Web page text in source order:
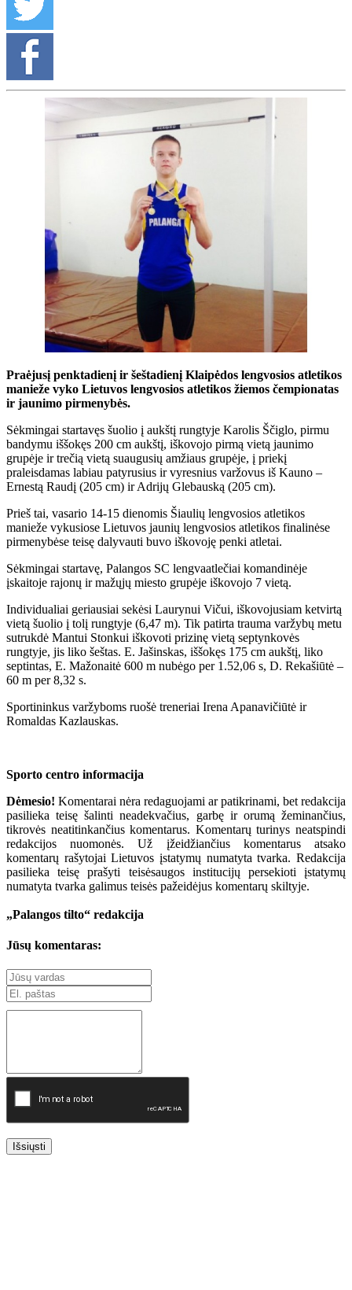
Praėjusį penktadienį ir šeštadienį Klaipėdos lengvosios atletikos
manieže vyko Lietuvos lengvosios atletikos žiemos čempionatas
ir jaunimo pirmenybės.
Sėkmingai startavęs šuolio į aukštį rungtyje Karolis Ščiglo, pirmu
bandymu iššokęs 200 cm aukštį, iškovojo pirmą vietą jaunimo
grupėje ir trečią vietą suaugusių amžiaus grupėje, į priekį
praleisdamas labiau patyrusius ir vyresnius varžovus iš Kauno –
Ernestą Raudį (205 cm) ir Adrijų Glebauską (205 cm).
Prieš tai, vasario 14-15 dienomis Šiaulių lengvosios atletikos
manieže vykusiose Lietuvos jaunių lengvosios atletikos finalinėse
pirmenybėse teisę dalyvauti buvo iškovoję penki atletai.
Sėkmingai startavę, Palangos SC lengvaatlečiai komandinėje
įskaitoje rajonų ir mažųjų miesto grupėje iškovojo 7 vietą.
Individualiai geriausiai sekėsi Laurynui Vičui, iškovojusiam ketvirtą
vietą šuolio į tolį rungtyje (6,47 m). Tik patirta trauma varžybų metu
sutrukdė Mantui Stonkui iškovoti prizinę vietą septynkovės
rungtyje, jis liko šeštas. E. Jašinskas, iššokęs 175 cm aukštį, liko
septintas, E. Mažonaitė 600 m nubėgo per 1.52,06 s, D. Rekašiūtė –
60 m per 8,32 s.
Sportininkus varžyboms ruošė treneriai Irena Apanavičiūtė ir
Romaldas Kazlauskas.
Sporto centro informacija
Dėmesio! Komentarai nėra redaguojami ar patikrinami, bet redakcija
pasilieka teisę šalinti neadekvačius, garbę ir orumą žeminančius,
tikrovės neatitinkančius komentarus. Komentarų turinys neatspindi
redakcijos nuomonės. Už įžeidžiančius komentarus atsako
komentarų rašytojai Lietuvos įstatymų numatyta tvarka. Redakcija
pasilieka teisę prašyti teisėsaugos institucijų persekioti įstatymų
numatyta tvarka galimus teisės pažeidėjus komentarų skiltyje.
„Palangos tilto“ redakcija
Jūsų komentaras:
Išsiųsti